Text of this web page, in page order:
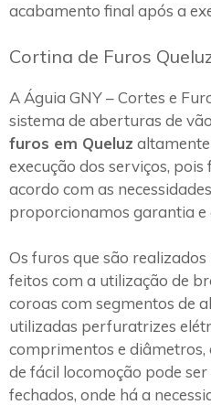
acabamento final após a
Cortina de Furos
A Águia GNY – Cortes e
sistema de aberturas de
furos em Queluz
execução dos serviços,
acordo com as
proporcionamos garantia e
Os furos que são
feitos com a utilização de
coroas com segmentos de
utilizadas perfuratrizes
comprimentos e
de fácil locomoção pode
fechados, onde há a